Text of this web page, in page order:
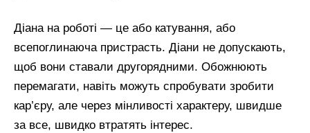
Діана на роботі — це або катування, або
всепоглинаюча пристрасть. Діани не допускають,
щоб вони ставали другорядними. Обожнюють
перемагати, навіть можуть спробувати зробити
кар’єру, але через мінливості характеру, швидше
за все, швидко втратять інтерес.